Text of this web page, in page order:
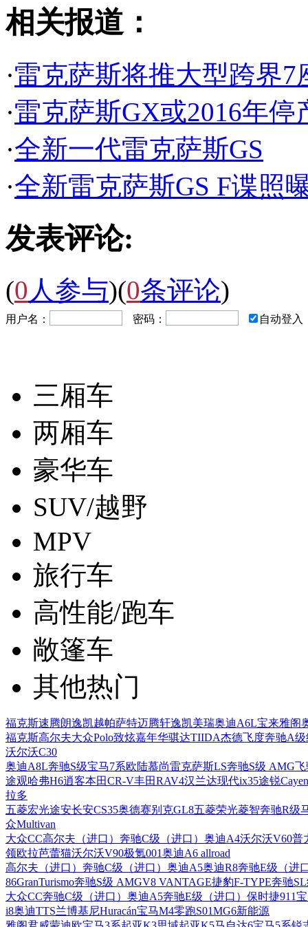
相关报道：
·雷克萨斯将推大型跨界7
·雷克萨斯GX或2016年
·全新一代雷克萨斯GS
·全新雷克萨斯GS F谍照
发表评论:
(0 人参与)(0条评论)
用户名： 密码： 自动登入
三厢车
两厢车
豪华车
SUV/越野
MPV
旅行车
高性能/跑车
敞篷车
其他热门
福克斯速腾朗逸凯越帕萨特迈腾轩逸凯美瑞奥迪A6L宝来雅阁
福克斯高尔夫大众Polo致炫嘉年华骐达TIIDA杰德飞度奔驰A级
沃尔沃C30
奥迪A8L奔驰S级宝马7系欧陆慕尚雷克萨斯LS奔驰S级 AMG飞
途观哈弗H6逍客本田CR-V丰田RAV4汉兰达现代ix35途锐
拉多
五菱宏光途安长安CS35奥德赛别克GL8五菱荣光菱智奔驰R级
众Multivan
大众CC高尔夫（进口） 奔驰C级（进口） 奥迪A4沃尔沃V60普
领欧拉芭蕾猫沃尔沃V90极氪001奥迪A6 allroad
高尔夫（进口） 奔驰C级（进口） 奥迪A5奥迪R8奔驰E级（进
86GranTurismo奔驰S级 AMGV8 VANTAGE捷豹F-TYPE奔驰
大众CC奔驰C级（进口） 奥迪A5奔驰E级（进口） 保时捷911
i8奥迪TTS兰博基尼Huracán宝马M4零跑S01MG6新能源